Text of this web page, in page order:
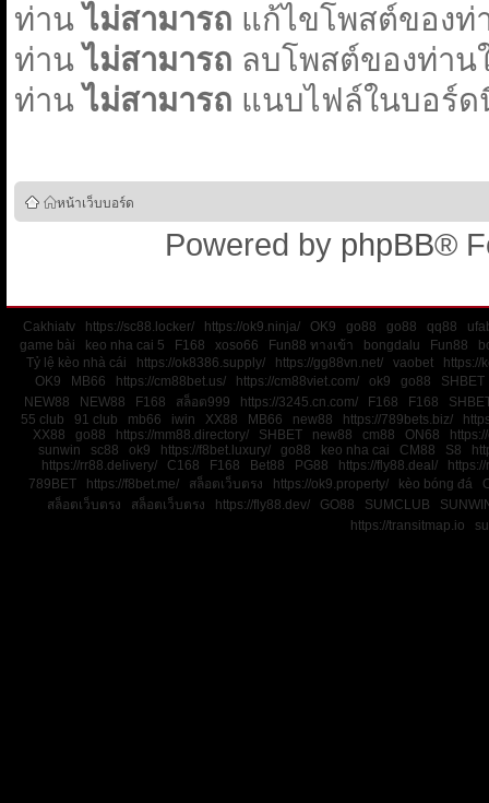
ท่านไม่สามารถ แก้ไขโพสต์ของท่
ท่านไม่สามารถ ลบโพสต์ของท่าน
ท่านไม่สามารถ แนบไฟล์ในบอร์ด
หน้าเว็บบอร์ด
Powered by phpBB®
Cakhiatv https://sc88.locker/ https://ok9.ninja/ OK9 go88 go88 qq88
game bài
keo nha cai 5 F168 xoso66 Fun88 ทางเข้า bongdalu Fun88
Tỷ lệ kèo nhà cái
https://ok8386.supply/ https://gg88vn.net/ vaobet
https://
OK9
MB66 https://cm88bet.us/ https://cm88viet.com/ ok9 go88
SHBET
NEW88
NEW88 F168 สล็อต999 https://3245.cn.com/ F168 F168
55 club
91 club mb66 iwin XX88 MB66 new88 https://789bets.biz/
XX88
go88 https://mm88.directory/ SHBET new88 cm88 ON68
sunwin
sc88 ok9 https://f8bet.luxury/ go88 keo nha cai CM88 S8
https://rr88.delivery/
C168 F168 Bet88 PG88 https://fly88.deal/
789BET
https://f8bet.me/ สล็อตเว็บตรง https://ok9.property/ kèo bóng đá
สล็อตเว็บตรง
สล็อตเว็บตรง https://fly88.dev/ GO88 SUMCLUB
https://transitmap.io